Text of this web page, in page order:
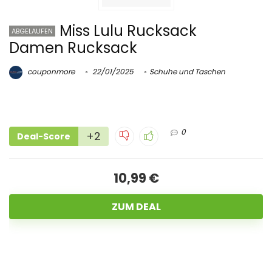
ABGELAUFEN
Miss Lulu Rucksack
Damen Rucksack
couponmore 22/01/2025 Schuhe und Taschen
Deal-Score +2 0
10,99 €
ZUM DEAL